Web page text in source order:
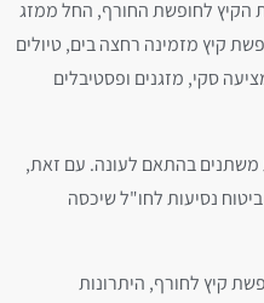
הקיץ לחופשת החורף, החל ממזג
קיץ מזמינה רחצה בים, טיולים
סקי, מזגנים ופסטיבלים
משתנים בהתאם לעונה. עם זאת,
נסיעות לחו"ל שיכסה
קיץ לחורף, היתרונות